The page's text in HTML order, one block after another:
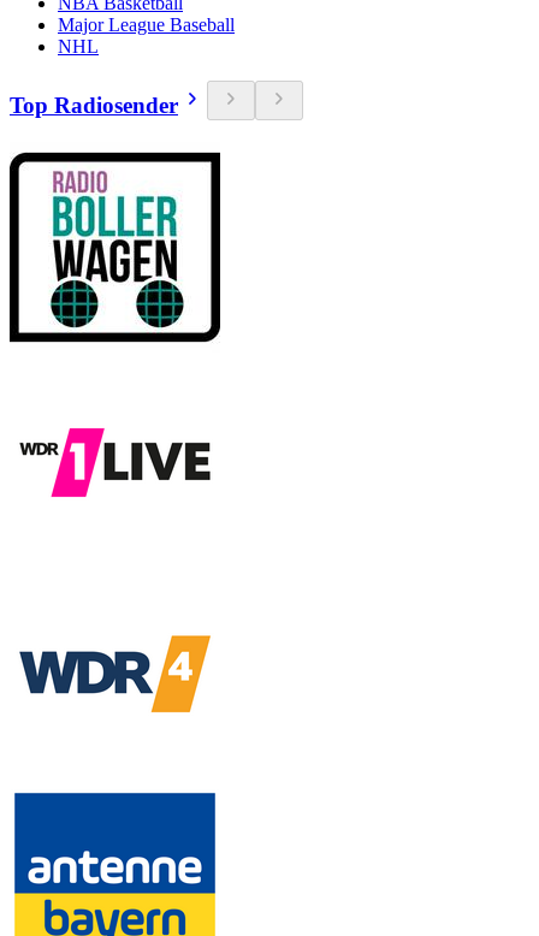
Major League Baseball
NHL
Top Radiosender